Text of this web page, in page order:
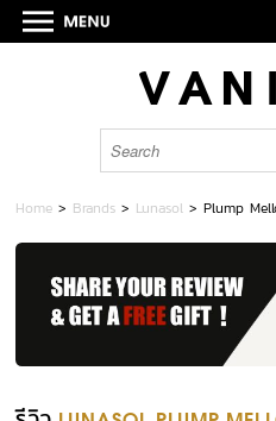
Home > Brands > Lunasol >Plump